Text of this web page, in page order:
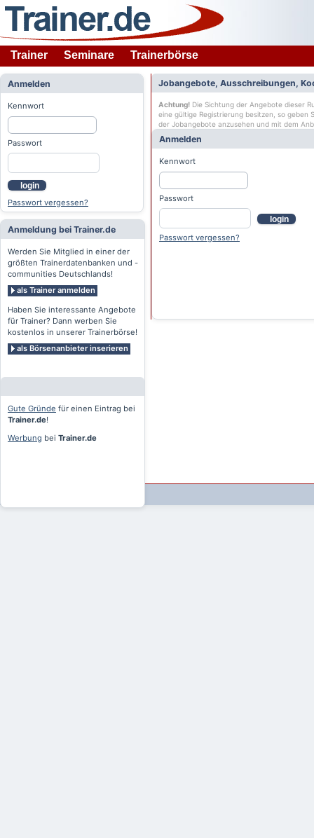
Trainer Seminare Trainerbörse
Anmelden
Kennwort
Passwort
login
Passwort vergessen?
Anmeldung bei Trainer.de
Werden Sie Mitglied in einer der
größten Trainerdatenbanken und -
communities Deutschlands!
als Trainer anmelden
Haben Sie interessante Angebote
für Trainer? Dann werben Sie
kostenlos in unserer Trainerbörse!
als Börsenanbieter inserieren
Gute Gründe für einen Eintrag bei
Trainer.de!
Werbung bei Trainer.de
Jobangebote, Ausschreibungen,
Achtung! Die Sichtung der Angebote dieser
eine gültige Registrierung besitzen, so geben
der Jobangebote anzusehen und mit dem
Anmelden
Kennwort
Passwort
login
Passwort vergessen?